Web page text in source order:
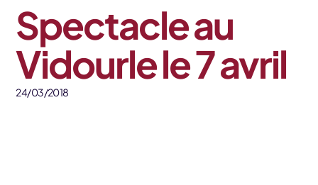
Spectacle au
Vidourle le 7 avril
24/03/2018